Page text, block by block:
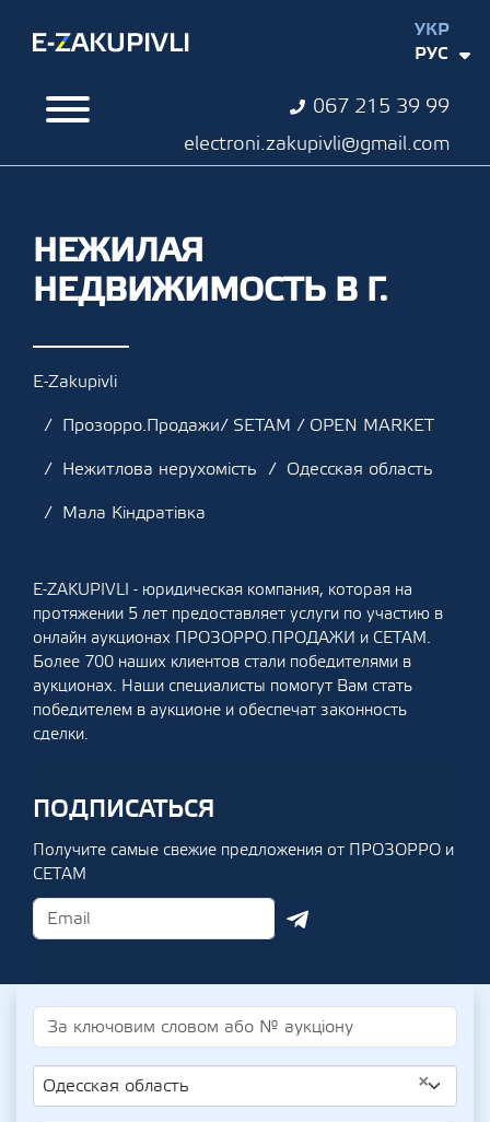
067 215 39 99
electroni.zakupivli@gmail.com
УКР
РУС
НЕЖИЛАЯ
НЕДВИЖИМОСТЬ В Г.
E-Zakupivli
Прозорро.Продажи/ SETAM / OPEN MARKET
Нежитлова нерухомість
Одесская область
Мала Кіндратівка
E-ZAKUPIVLI - юридическая компания, которая на
протяжении 5 лет предоставляет услуги по участию в
онлайн аукционах ПРОЗОРРО.ПРОДАЖИ и СЕТАМ.
Более 700 наших клиентов стали победителями в
аукционах. Наши специалисты помогут Вам стать
победителем в аукционе и обеспечат законность
сделки.
ПОДПИСАТЬСЯ
Получите самые свежие предложения от ПРОЗОРРО и
СЕТАМ
×
Одесская область